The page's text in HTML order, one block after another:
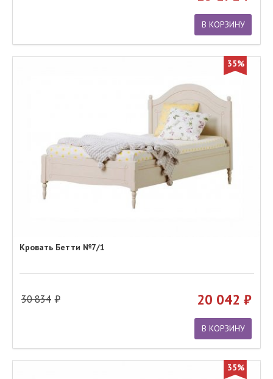
В КОРЗИНУ
35%
Кровать Бетти №7/1
30 834 20 042
В КОРЗИНУ
35%